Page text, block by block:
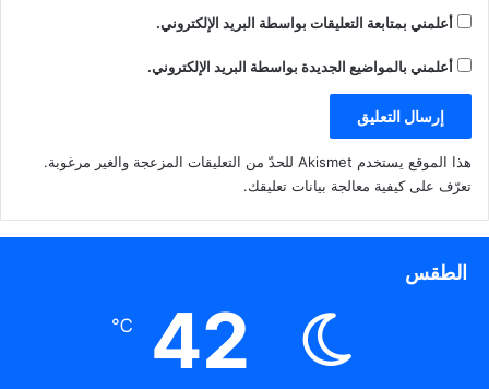
أعلمني بمتابعة التعليقات بواسطة البريد الإلكتروني.
أعلمني بالمواضيع الجديدة بواسطة البريد الإلكتروني.
هذا الموقع يستخدم Akismet للحدّ من التعليقات المزعجة والغير مرغوبة.
تعرّف على كيفية معالجة بيانات تعليقك.
الطقس
42
℃